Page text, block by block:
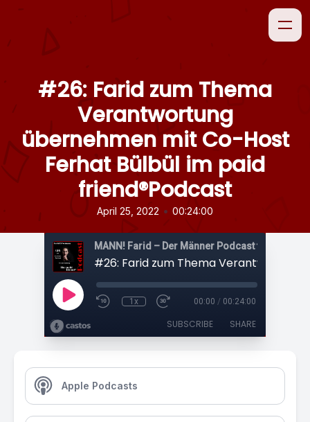
#26: Farid zum Thema
Verantwortung
übernehmen mit Co-Host
Ferhat Bülbül im paid
friend®Podcast
April 25, 2022 • 00:24:00
1x 00:00 / 00:24:00
SUBSCRIBE SHARE
Apple Podcasts